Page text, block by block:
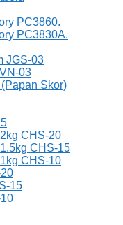
PC3860.
PC3830A.
JGS-03
03
Skor)
CHS-20
CHS-15
CHS-10
15